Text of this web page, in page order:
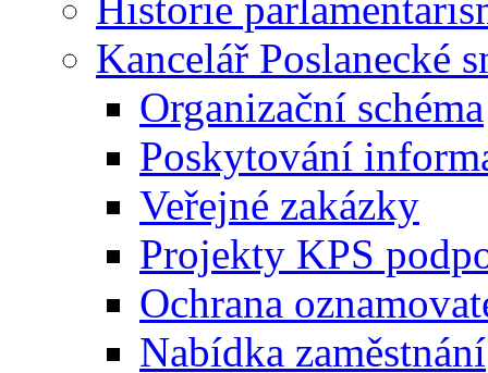
Kancelář Poslanecké
Organizační schéma
Poskytování
Veřejné zakázky
Projekty KPS
Ochrana
Nabídka zaměstnání